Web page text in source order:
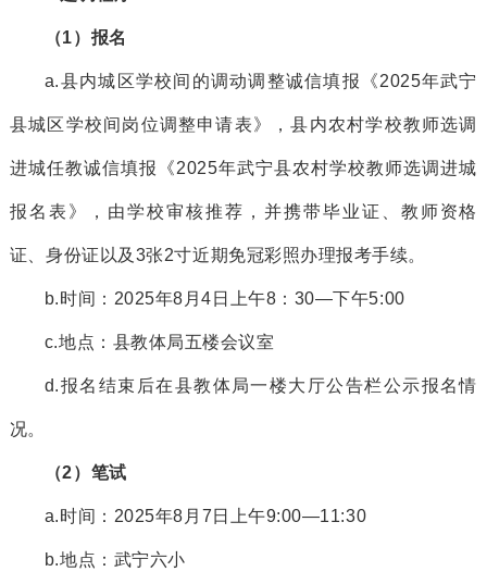
（1） 报名
a.县内城区学校间的调动调整诚信填报 《2025年武宁
县城区学校间岗位调整申请表》，县内农村学校教师选调
进城任教诚信填报《2025年武宁县农村学校教师选调进城
报名表》，由学校审核推荐 ，并携带毕业证、教师资格
证、身份证以及 3张2寸近期免冠彩照办理报考手续。
b.时间： 2025年8月4日上午8：30—下午5:00
c.地点：县教体局五楼会议室
d.报名结束后在县教体局一楼大厅公告栏公示报名情
况。
（2） 笔试
a.时间： 2025年8月 7 日上午9:00—11:30
b.地点：武宁六小